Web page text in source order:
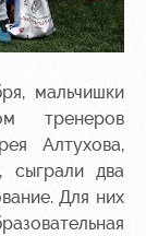
мальчишки
тренеров
Алтухова,
сыграли два
Для них